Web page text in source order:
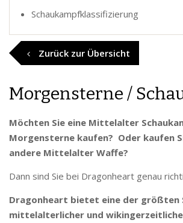
Schaukampfklassifizierung
Zurück zur Übersicht
Morgensterne /
Möchten Sie eine Mittelalter
Morgensterne kaufen? Oder kaufen
andere Mittelalter Waffe?
Dann sind Sie bei Dragonheart genau
Dragonheart bietet eine der größten
mittelalterlicher und